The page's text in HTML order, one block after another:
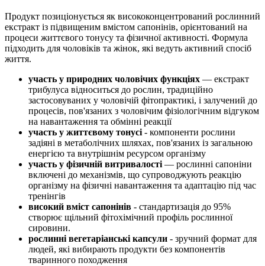
Продукт позиціонується як висококонцентрований рослинний
екстракт із підвищеним вмістом сапонінів, орієнтований на
процеси життєвого тонусу та фізичної активності. Формула
підходить для чоловіків та жінок, які ведуть активний спосіб
життя.
участь у природних чоловічих функціях — екстракт
трибулуса відноситься до рослин, традиційно
застосовуваних у чоловічій фітопрактикі, і залучений до
процесів, пов'язаних з чоловічим фізіологічним відгуком
на навантаження та обмінні реакції
участь у життєвому тонусі - компоненти рослини
задіяні в метаболічних шляхах, пов'язаних із загальною
енергією та внутрішнім ресурсом організму
участь у фізичній витривалості — рослинні сапоніни
включені до механізмів, що супроводжують реакцію
організму на фізичні навантаження та адаптацію під час
тренінгів
високий вміст сапонінів - стандартизація до 95%
створює щільний фітохімічний профіль рослинної
сировини.
рослинні вегетаріанські капсули - зручний формат для
людей, які вибирають продукти без компонентів
тваринного походження